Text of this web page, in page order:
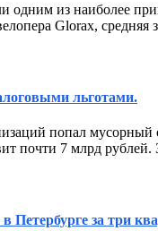
одним из наиболее
Glorax, средняя
льготами.
попал мусорный
почти 7 млрд рублей.
Петербурге за три